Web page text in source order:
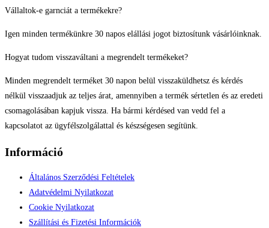
Vállaltok-e garnciát a termékekre?
Igen minden termékünkre 30 napos elállási jogot biztosítunk vásárlóinknak.
Hogyat tudom visszaváltani a megrendelt termékeket?
Minden megrendelt terméket 30 napon belül visszaküldhetsz és kérdés
nélkül visszaadjuk az teljes árat, amennyiben a termék sértetlen és az eredeti
csomagolásában kapjuk vissza. Ha bármi kérdésed van vedd fel a
kapcsolatot az ügyfélszolgálattal és készségesen segítünk.
Információ
Általános Szerződési Feltételek
Adatvédelmi Nyilatkozat
Cookie Nyilatkozat
Szállítási és Fizetési Információk